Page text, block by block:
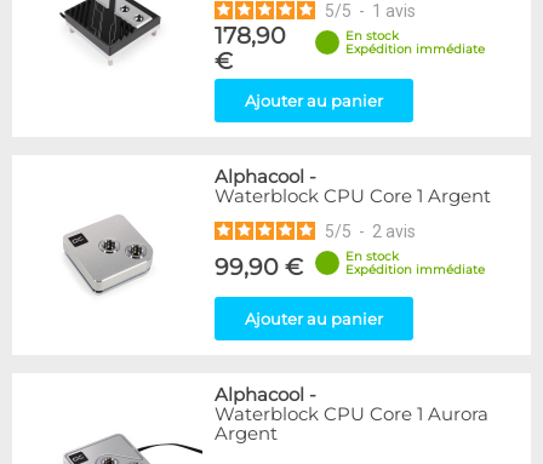
5/5 - 1 avis
178,90
€
En stock
Expédition immédiate
Ajouter au panier
Alphacool -
Waterblock CPU Core 1 Argent
5/5 - 2 avis
99,90 €
En stock
Expédition immédiate
Ajouter au panier
Alphacool -
Waterblock CPU Core 1 Aurora
Argent